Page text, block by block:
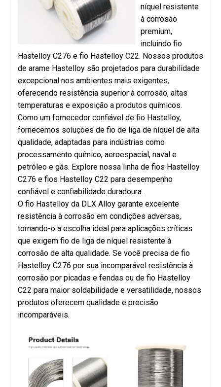
níquel resistente
à corrosão
premium,
incluindo fio
Hastelloy C276 e fio Hastelloy C22. Nossos produtos
de arame Hastelloy são projetados para durabilidade
excepcional nos ambientes mais exigentes,
oferecendo resistência superior à corrosão, altas
temperaturas e exposição a produtos químicos.
Como um fornecedor confiável de fio Hastelloy,
fornecemos soluções de fio de liga de níquel de alta
qualidade, adaptadas para indústrias como
processamento químico, aeroespacial, naval e
petróleo e gás. Explore nossa linha de fios Hastelloy
C276 e fios Hastelloy C22 para desempenho
confiável e confiabilidade duradoura.
O fio Hastelloy da DLX Alloy garante excelente
resistência à corrosão em condições adversas,
tornando-o a escolha ideal para aplicações críticas
que exigem fio de liga de níquel resistente à
corrosão de alta qualidade. Se você precisa de fio
Hastelloy C276 por sua incomparável resistência à
corrosão por picadas e fendas ou de fio Hastelloy
C22 para maior soldabilidade e versatilidade, nossos
produtos oferecem qualidade e precisão
incomparáveis.